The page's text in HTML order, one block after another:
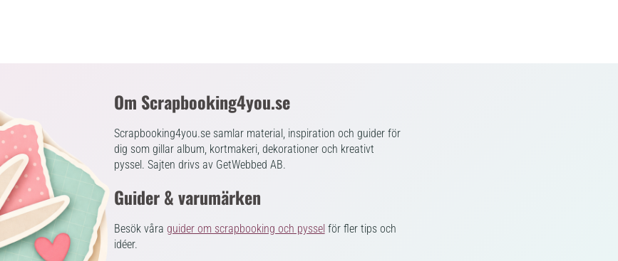
Om Scrapbooking4you.se
Scrapbooking4you.se samlar material, inspiration och guider för
dig som gillar album, kortmakeri, dekorationer och kreativt
pyssel. Sajten drivs av GetWebbed AB.
Guider & varumärken
Besök våra guider om scrapbooking och pyssel för fler tips och
idéer.